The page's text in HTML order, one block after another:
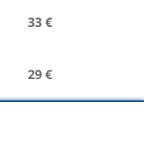
33 €
29 €